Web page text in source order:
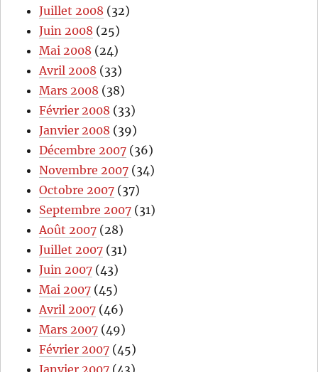
Juillet 2008 (32)
Juin 2008 (25)
Mai 2008 (24)
Avril 2008 (33)
Mars 2008 (38)
Février 2008 (33)
Janvier 2008 (39)
Décembre 2007 (36)
Novembre 2007 (34)
Octobre 2007 (37)
Septembre 2007 (31)
Août 2007 (28)
Juillet 2007 (31)
Juin 2007 (43)
Mai 2007 (45)
Avril 2007 (46)
Mars 2007 (49)
Février 2007 (45)
Janvier 2007 (43)